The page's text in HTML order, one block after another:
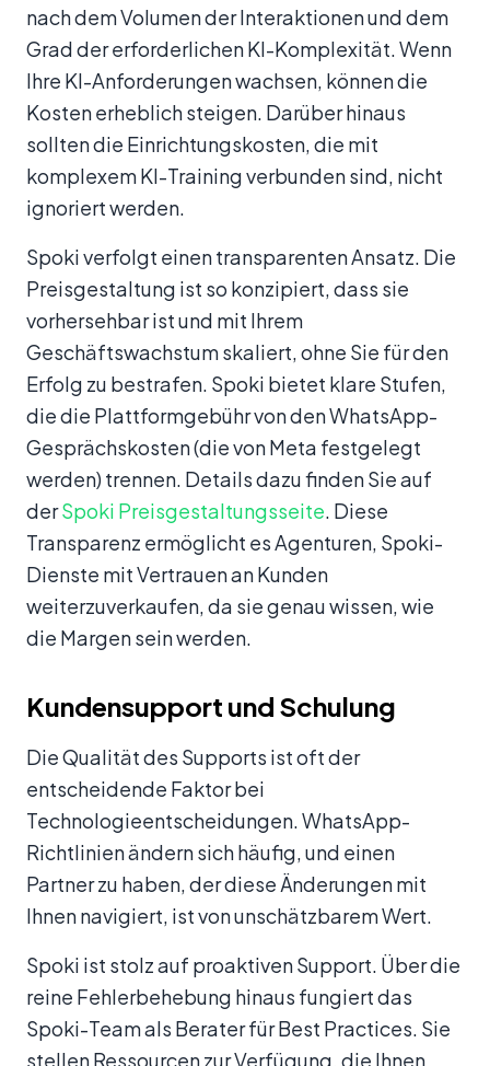
nach dem Volumen der Interaktionen und dem
Grad der erforderlichen KI-Komplexität. Wenn
Ihre KI-Anforderungen wachsen, können die
Kosten erheblich steigen. Darüber hinaus
sollten die Einrichtungskosten, die mit
komplexem KI-Training verbunden sind, nicht
ignoriert werden.
Spoki verfolgt einen transparenten Ansatz. Die
Preisgestaltung ist so konzipiert, dass sie
vorhersehbar ist und mit Ihrem
Geschäftswachstum skaliert, ohne Sie für den
Erfolg zu bestrafen. Spoki bietet klare Stufen,
die die Plattformgebühr von den WhatsApp-
Gesprächskosten (die von Meta festgelegt
werden) trennen. Details dazu finden Sie auf
derSpoki Preisgestaltungsseite. Diese
Transparenz ermöglicht es Agenturen, Spoki-
Dienste mit Vertrauen an Kunden
weiterzuverkaufen, da sie genau wissen, wie
die Margen sein werden.
Kundensupport und Schulung
Die Qualität des Supports ist oft der
entscheidende Faktor bei
Technologieentscheidungen. WhatsApp-
Richtlinien ändern sich häufig, und einen
Partner zu haben, der diese Änderungen mit
Ihnen navigiert, ist von unschätzbarem Wert.
Spoki ist stolz auf proaktiven Support. Über die
reine Fehlerbehebung hinaus fungiert das
Spoki-Team als Berater für Best Practices. Sie
stellen Ressourcen zur Verfügung, die Ihnen